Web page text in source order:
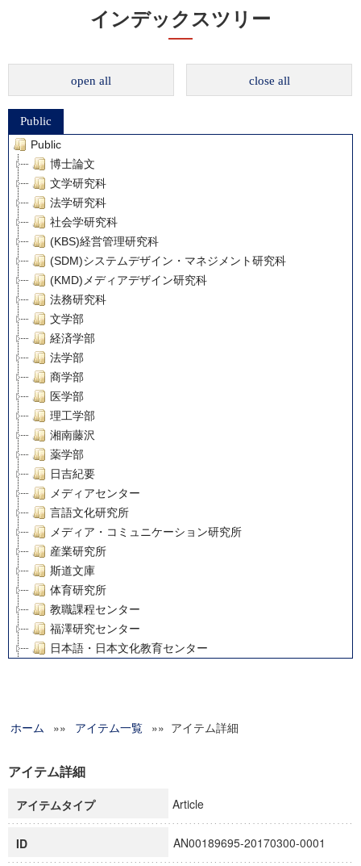
インデックスツリー
open all close all
Public
Public
博士論文
文学研究科
法学研究科
社会学研究科
(KBS)経営管理研究科
(SDM)システムデザイン・マネジメント研究科
(KMD)メディアデザイン研究科
法務研究科
文学部
経済学部
法学部
商学部
医学部
理工学部
湘南藤沢
薬学部
日吉紀要
メディアセンター
言語文化研究所
メディア・コミュニケーション研究所
産業研究所
斯道文庫
体育研究所
教職課程センター
福澤研究センター
日本語・日本文化教育センター
グローバルリサーチインスティテュート
科学研究費補助金研究成果報告書
慶應義塾大学グローバルCOEプログラム市民社会ガバナンス
慶應義塾大学グローバルCOEプログラム論理と感性の先端的
博士課程教育リーディングプログラム「超成熟社会発展のサ
学術雑誌掲載論文等(8)
ホーム »» アイテム一覧 »» アイテム詳細
アイテム詳細
アイテムタイプ Article
ID AN00189695-20170300-0001